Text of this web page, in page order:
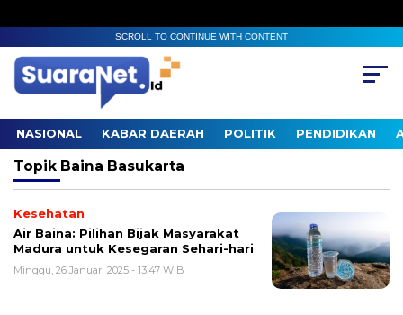
SCROLL TO CONTINUE WITH CONTENT
NASIONAL KABAR DAERAH POLITIK PENDIDIKAN
Topik Baina Basukarta
Kesehatan
Air Baina: Pilihan Bijak Masyarakat
Madura untuk Kesegaran Sehari-hari
Minggu, 26 Januari 2025 - 13:47 WIB